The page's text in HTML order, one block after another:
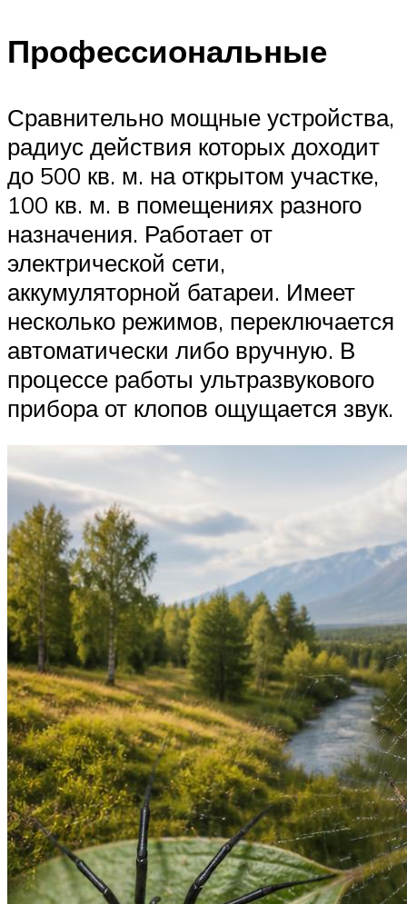
Профессиональные
Сравнительно мощные устройства,
радиус действия которых доходит
до 500 кв. м. на открытом участке,
100 кв. м. в помещениях разного
назначения. Работает от
электрической сети,
аккумуляторной батареи. Имеет
несколько режимов, переключается
автоматически либо вручную. В
процессе работы ультразвукового
прибора от клопов ощущается звук.